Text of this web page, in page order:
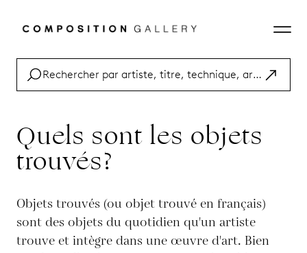
Quels sont les objets
trouvés?
Objets trouvés (ou objet trouvé en français)
sont des objets du quotidien qu'un artiste
trouve et intègre dans une œuvre d'art. Bien